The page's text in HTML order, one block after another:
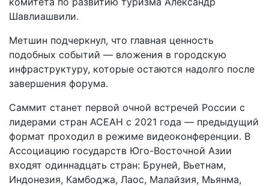
Шавлиашвили.
Метшин подчеркнул, что главная ценность
подобных событий — вложения в городскую
инфраструктуру, которые остаются надолго после
завершения форума.
Саммит станет первой очной встречей России с
лидерами стран АСЕАН с 2021 года — предыдущий
формат проходил в режиме видеоконференции. В
Ассоциацию государств Юго-Восточной Азии
входят одиннадцать стран: Бруней, Вьетнам,
Индонезия, Камбоджа, Лаос, Малайзия, Мьянма,